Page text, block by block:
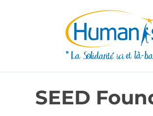
SEED